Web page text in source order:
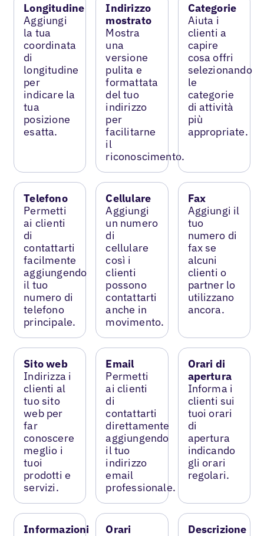
Longitudine
Aggiungi
la tua
coordinata
di
longitudine
per
indicare la
tua
posizione
esatta.
Indirizzo
mostrato
Mostra
una
versione
pulita e
formattata
del tuo
indirizzo
per
facilitarne
il
riconoscimento.
Categorie
Aiuta i
clienti a
capire
cosa offri
selezionando
le
categorie
di attività
più
appropriate.
Telefono
Permetti
ai clienti
di
contattarti
facilmente
aggiungendo
il tuo
numero di
telefono
principale.
Cellulare
Aggiungi
un numero
di
cellulare
così i
clienti
possono
contattarti
anche in
movimento.
Fax
Aggiungi il
tuo
numero di
fax se
alcuni
clienti o
partner lo
utilizzano
ancora.
Sito web
Indirizza i
clienti al
tuo sito
web per
far
conoscere
meglio i
tuoi
prodotti e
servizi.
Email
Permetti
ai clienti
di
contattarti
direttamente
aggiungendo
il tuo
indirizzo
email
professionale.
Orari di
apertura
Informa i
clienti sui
tuoi orari
di
apertura
indicando
gli orari
regolari.
Informazioni
Orari
Descrizione